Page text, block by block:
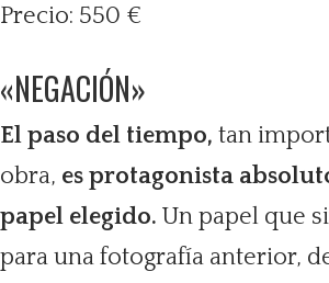
Precio: 550 €
«NEGACIÓN»
El paso del tiempo, tan
obra, es protagonista
papel elegido. Un papel que
para una fotografía anterior,